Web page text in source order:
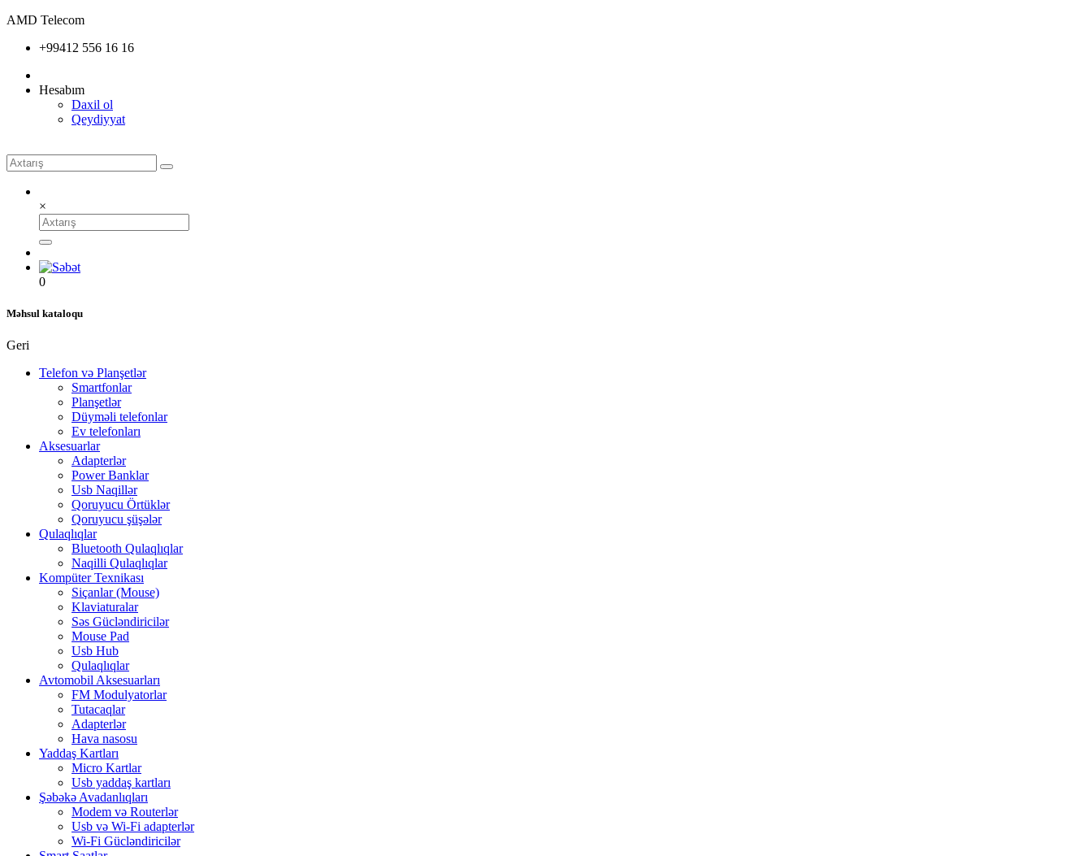
AMD Telecom
+99412 556 16 16
Hesabım
Daxil ol
Qeydiyyat
×
0
Məhsul kataloqu
Geri
Telefon və Planşetlər
Smartfonlar
Planşetlər
Düyməli telefonlar
Ev telefonları
Aksesuarlar
Adapterlər
Power Banklar
Usb Naqillər
Qoruyucu Örtüklər
Qoruyucu şüşələr
Qulaqlıqlar
Bluetooth Qulaqlıqlar
Naqilli Qulaqlıqlar
Kompüter Texnikası
Siçanlar (Mouse)
Klaviaturalar
Səs Gücləndiricilər
Mouse Pad
Usb Hub
Qulaqlıqlar
Avtomobil Aksesuarları
FM Modulyatorlar
Tutacaqlar
Adapterlər
Hava nasosu
Yaddaş Kartları
Micro Kartlar
Usb yaddaş kartları
Şəbəkə Avadanlıqları
Modem və Routerlər
Usb və Wi-Fi adapterlər
Wi-Fi Gücləndiricilər